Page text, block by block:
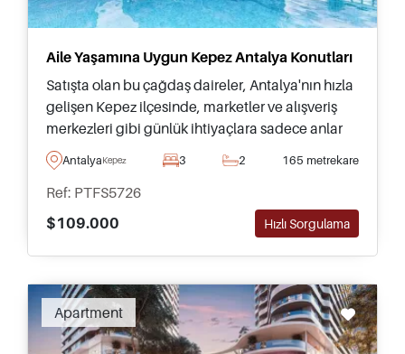
Aile Yaşamına Uygun Kepez Antalya Konutları
Satışta olan bu çağdaş daireler, Antalya'nın hızla
gelişen Kepez ilçesinde, marketler ve alışveriş
merkezleri gibi günlük ihtiyaçlara sadece anlar
uzaklıkta yaşamak isteyen aileler için uygundur.
AntalyaKepez 3 2 165 metrekare
Ref: PTFS5726
$109.000
Hızlı Sorgulama
Apartment